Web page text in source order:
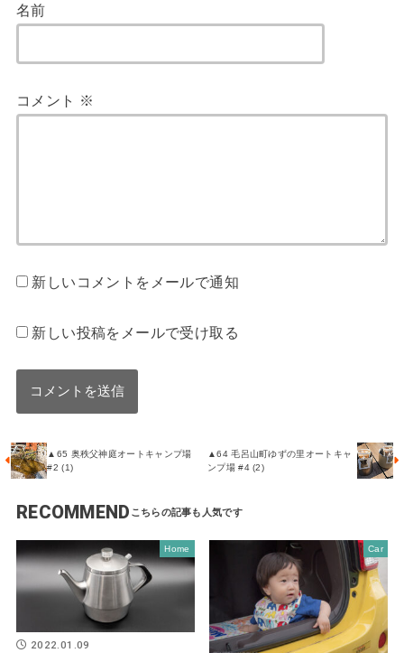
名前
コメント ※
新しいコメントをメールで通知
新しい投稿をメールで受け取る
▲65 奥秩父神庭オートキャンプ場
#2 (1)
▲64 毛呂山町ゆずの里オートキャ
ンプ場 #4 (2)
RECOMMEND
Home
2022.01.09
Car